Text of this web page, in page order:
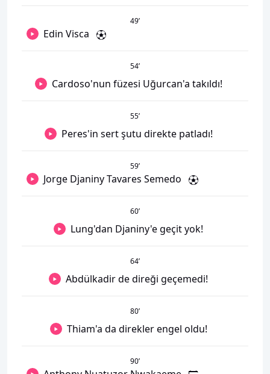
49’
Edin Visca
54’
Cardoso'nun füzesi Uğurcan'a takıldı!
55’
Peres'in sert şutu direkte patladı!
59’
Jorge Djaniny Tavares Semedo
60’
Lung'dan Djaniny'e geçit yok!
64’
Abdülkadir de direği geçemedi!
80’
Thiam'a da direkler engel oldu!
90’